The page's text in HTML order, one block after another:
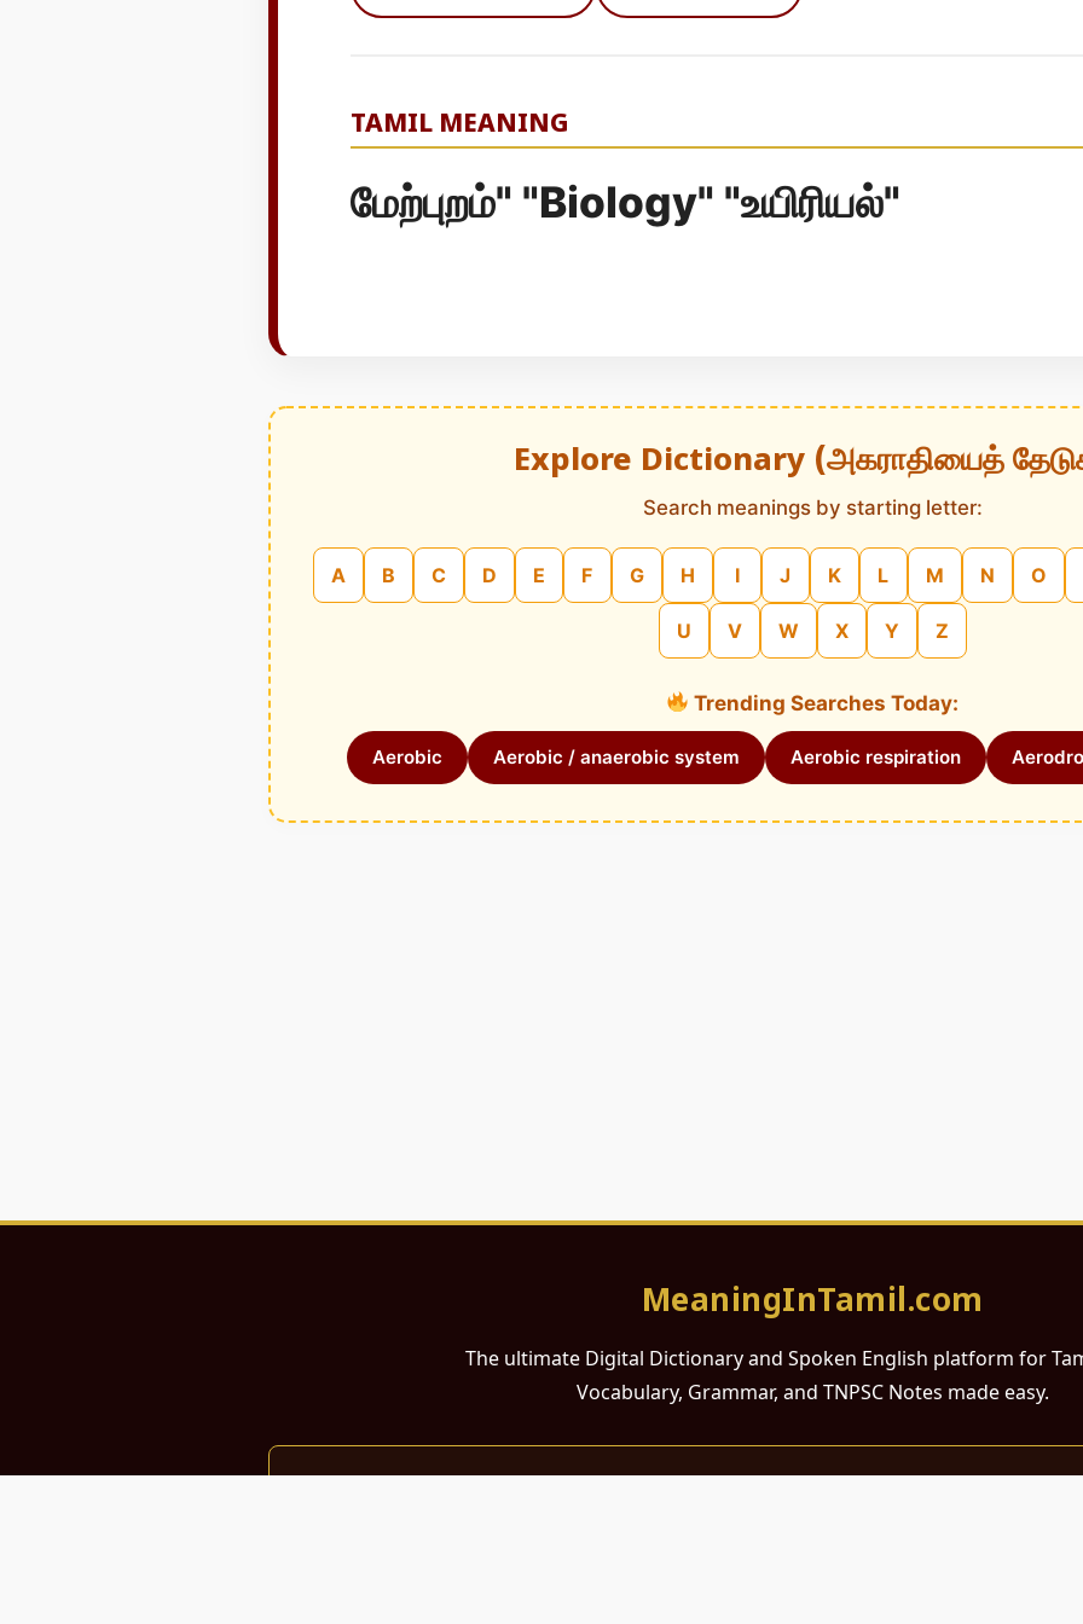
TAMIL MEANING
மேற்புறம்" "Biology" "உயிரியல்"
Explore Dictionary (அகராதியைத்
Search meanings by starting letter:
A B C D E F G H I J K L M N O
U V W X Y Z
Trending Searches Today:
Aerobic Aerobic / anaerobic system Aerobic respiration
MeaningInTamil.com
The ultimate Digital Dictionary and Spoken English platform for
Vocabulary, Grammar, and TNPSC Notes made easy.